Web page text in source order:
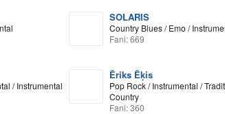
SOLARIS
Country Blues / Emo /
Fani: 669
/ Instrumental
Ēriks Ēķis
Pop Rock / Instrumental /
Country
Fani: 360